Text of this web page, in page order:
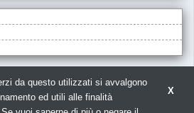
X
da questo utilizzati si avvalgono
ed utili alle finalità